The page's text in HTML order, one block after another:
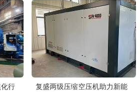
行
复盛两级压缩空压机助力新能